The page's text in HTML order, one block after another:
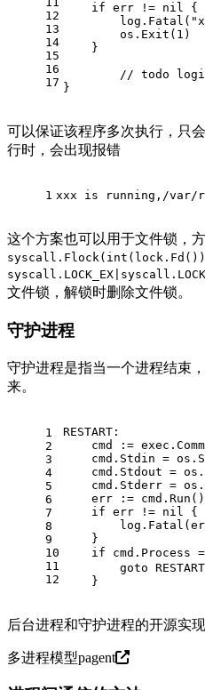
12
13
14
15
16
17
if err != nil {
        log.Fatal(
        os.Exit(
1 )
    }
// todo
}
可以保证该程序多次执行，只
行时，会出现报错
1 xxx is running,/var/
这个方案也可以用于文件锁，
文件锁，解锁时删除文件锁。
守护进程
守护进程是指当一个进程结束
来。
1
2
3
4
5
6
7
8
9
10
11
12
RESTART:
cmd :=
cmd.Stdin =
cmd.Stdout =
cmd.Stderr =
    err := cmd.Run()
if err != nil
{
    }
if cmd.Process
goto RESTART
    }
后台进程和守护进程的开源实现
多进程模型pagent